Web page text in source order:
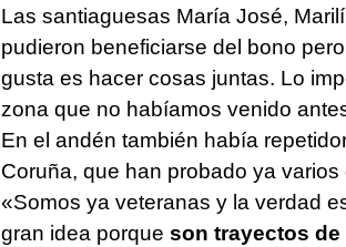
Las santiaguesas María José,
pudieron beneficiarse del bono
gusta es hacer cosas juntas. Lo
zona que no habíamos venido
En el andén también había
Coruña, que han probado ya
«Somos ya veteranas y la verdad
gran idea porque son trayectos de